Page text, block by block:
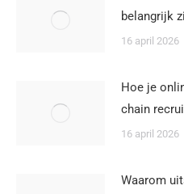
belangrijk
16 april 2026
Hoe je
chain
16 april 2026
Waarom